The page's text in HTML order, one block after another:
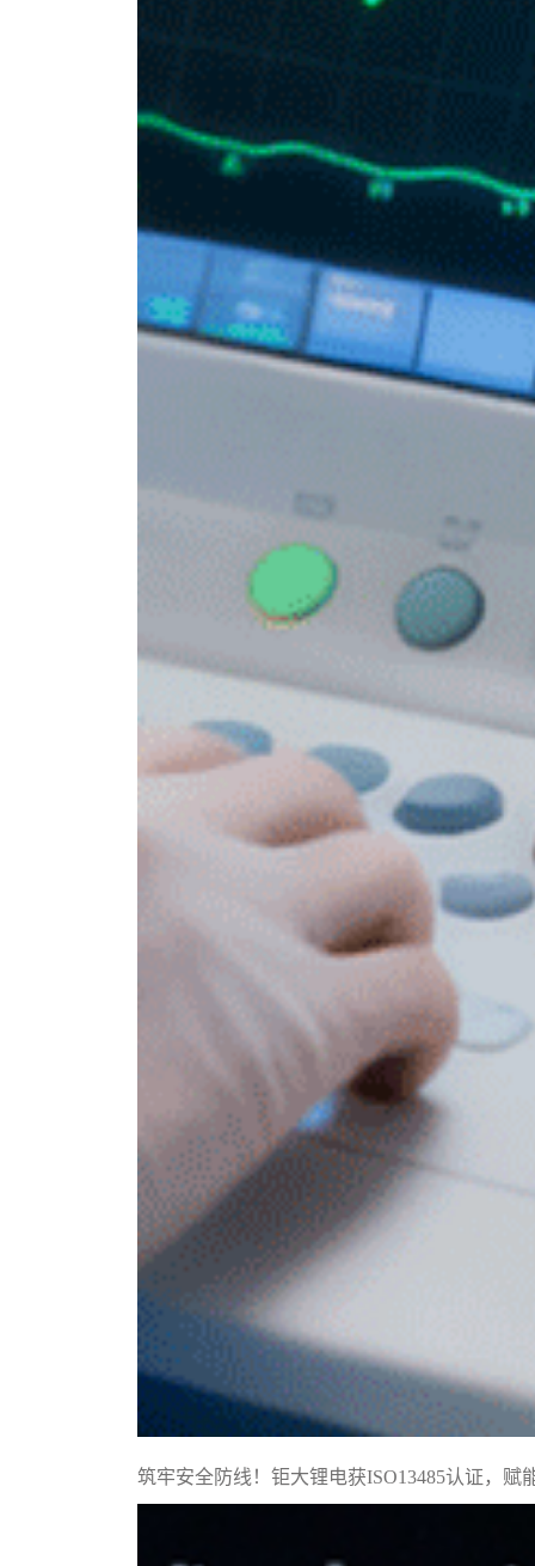
筑牢安全防线！钜大锂电获ISO13485认证，赋